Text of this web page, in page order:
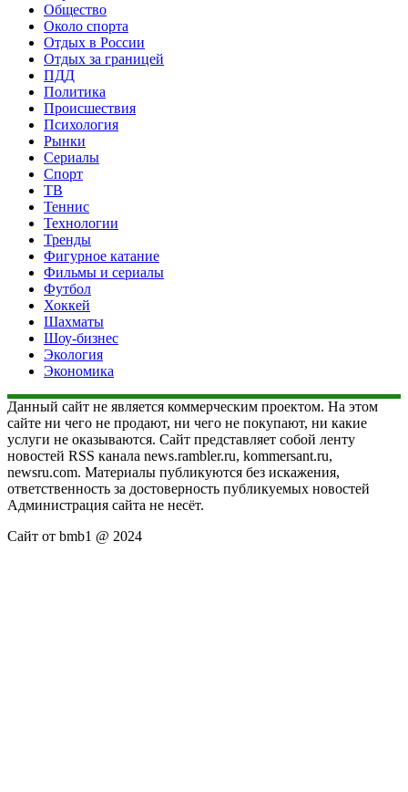
Общество
Около спорта
Отдых в России
Отдых за границей
ПДД
Политика
Происшествия
Психология
Рынки
Сериалы
Спорт
ТВ
Теннис
Технологии
Тренды
Фигурное катание
Фильмы и сериалы
Футбол
Хоккей
Шахматы
Шоу-бизнес
Экология
Экономика
Данный сайт не является коммерческим проектом. На этом
сайте ни чего не продают, ни чего не покупают, ни какие
услуги не оказываются. Сайт представляет собой ленту
новостей RSS канала news.rambler.ru, kommersant.ru,
newsru.com. Материалы публикуются без искажения,
ответственность за достоверность публикуемых новостей
Администрация сайта не несёт.
Сайт от bmb1 @ 2024